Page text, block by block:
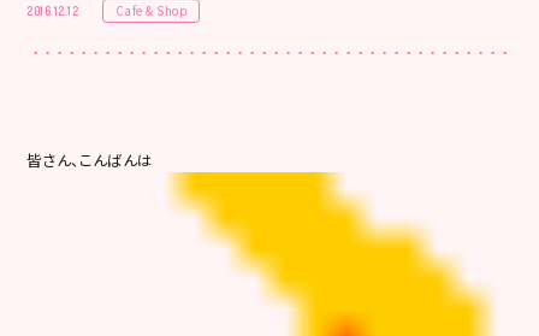
2016.12.12 Cafe & Shop
皆さん、こんばんは